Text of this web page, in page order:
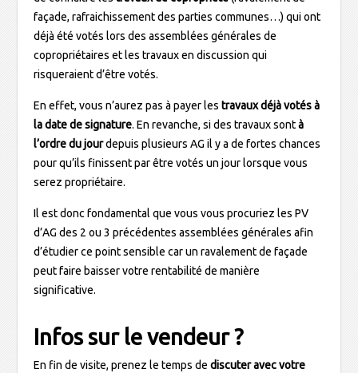
façade, rafraichissement des parties communes…) qui ont
déjà été votés lors des assemblées générales de
copropriétaires et les travaux en discussion qui
risqueraient d’être votés.
En effet, vous n’aurez pas à payer lestravaux déjà votés à
la date de signature. En revanche, si des travaux sontà
l’ordre du jourdepuis plusieurs AG il y a de fortes chances
pour qu’ils finissent par être votés un jour lorsque vous
serez propriétaire.
Il est donc fondamental que vous vous procuriez les PV
d’AG des 2 ou 3 précédentes assemblées générales afin
d’étudier ce point sensible car un ravalement de façade
peut faire baisser votre rentabilité de manière
significative.
Infos sur le vendeur ?
En fin de visite, prenez le temps dediscuter avec votre